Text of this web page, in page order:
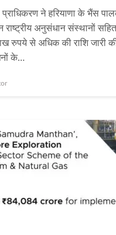
प्राधिकरण ने हरियाणा के भैंस
राष्ट्रीय अनुसंधान संस्थानों
रुपये से अधिक की राशि जारी
के…